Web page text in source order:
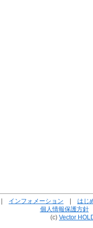
インフォメーション はじ
個人情報保護方針
(c) Vector